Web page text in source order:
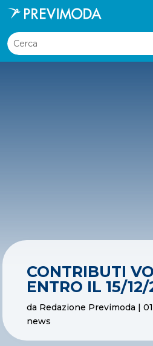
CONTRIBUTI
ENTRO IL 15/
da Redazione Previmoda |
news